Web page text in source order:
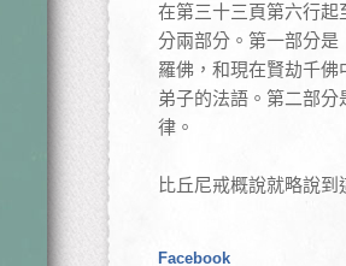
在第三十三頁第六行
分兩部分。第一部分
羅佛，和現在賢劫千
弟子的法語。第二部
律。
比丘尼戒概說就略說
Facebook